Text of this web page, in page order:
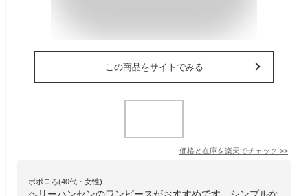
この商品をサイトでみる
価格と在庫を楽天でチェック >>
ポポロろ(40代・女性)